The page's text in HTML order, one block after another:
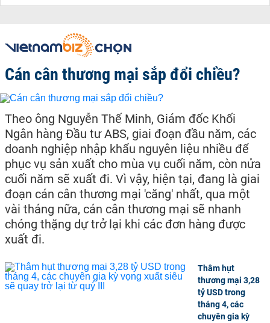
Cán cân thương mại sắp đổi chiều?
Theo ông Nguyễn Thế Minh, Giám đốc Khối
Ngân hàng Đầu tư ABS, giai đoạn đầu năm, các
doanh nghiệp nhập khẩu nguyên liệu nhiều để
phục vụ sản xuất cho mùa vụ cuối năm, còn nửa
cuối năm sẽ xuất đi. Vì vậy, hiện tại, đang là giai
đoạn cán cân thương mại 'căng' nhất, qua một
vài tháng nữa, cán cân thương mại sẽ nhanh
chóng thặng dự trở lại khi các đơn hàng được
xuất đi.
Thâm hụt
thương mại 3,28
tỷ USD trong
tháng 4, các
chuyên gia kỳ